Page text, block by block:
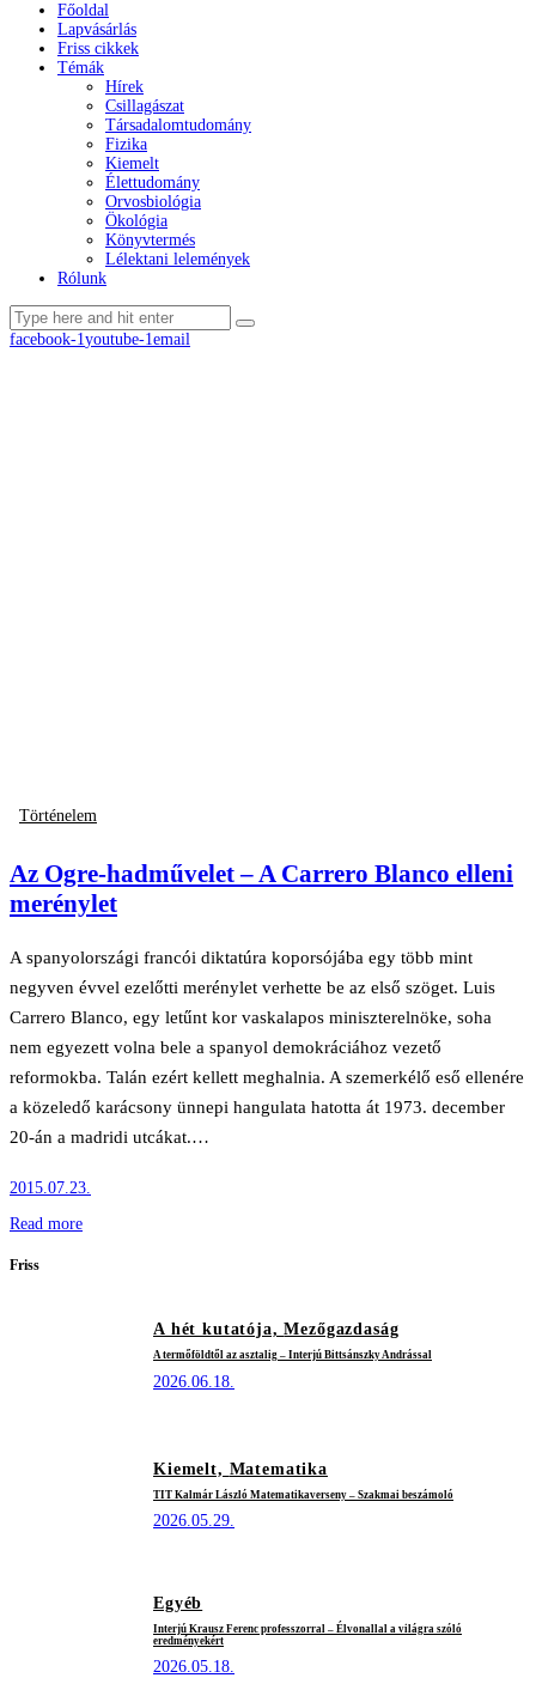
Főoldal
Lapvásárlás
Friss cikkek
Témák
Hírek
Csillagászat
Társadalomtudomány
Fizika
Kiemelt
Élettudomány
Orvosbiológia
Ökológia
Könyvtermés
Lélektani lelemények
Rólunk
facebook-1youtube-1email
Történelem
Az Ogre-hadművelet – A Carrero Blanco elleni
merénylet
A spanyolországi francói diktatúra koporsójába egy több mint
negyven évvel ezelőtti merénylet verhette be az első szöget. Luis
Carrero Blanco, egy letűnt kor vaskalapos miniszterelnöke, soha
nem egyezett volna bele a spanyol demokráciához vezető
reformokba. Talán ezért kellett meghalnia. A szemerkélő eső ellenére
a közeledő karácsony ünnepi hangulata hatotta át 1973. december
20-án a madridi utcákat.…
2015.07.23.
Read more
Friss
A hét kutatója,Mezőgazdaság
A termőföldtől az asztalig – Interjú Bittsánszky Andrással
2026.06.18.
Kiemelt, Matematika
TIT Kalmár László Matematikaverseny – Szakmai beszámoló
2026.05.29.
Egyéb
Interjú Krausz Ferenc professzorral – Élvonallal a világra szóló
eredményekért
2026.05.18.